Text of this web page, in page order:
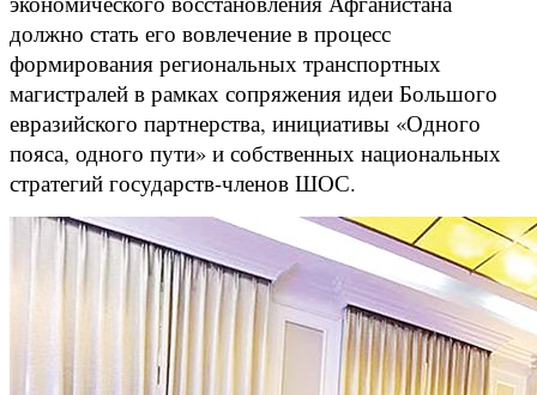
должно стать его вовлечение в процесс
формирования региональных транспортных
магистралей в рамках сопряжения идеи Большого
евразийского партнерства, инициативы «Одного
пояса, одного пути» и собственных национальных
стратегий государств-членов ШОС.